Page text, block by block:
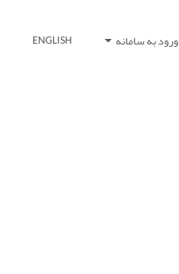
ورود به سامانه ENGLISH